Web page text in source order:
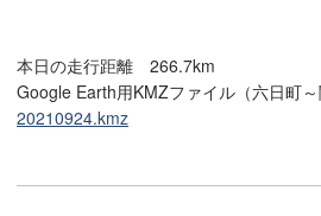
本日の走行距離 266.7km
Google Earth用KMZファイル（六日町
20210924.kmz